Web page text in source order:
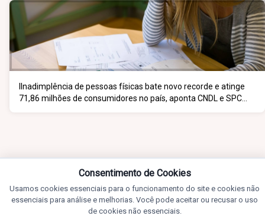
IInadimplência de pessoas físicas bate novo recorde e atinge
71,86 milhões de consumidores no país, aponta CNDL e SPC
Consentimento de Cookies
Usamos cookies essenciais para o funcionamento do site e cookies não
essenciais para análise e melhorias. Você pode aceitar ou recusar o uso
de cookies não essenciais.